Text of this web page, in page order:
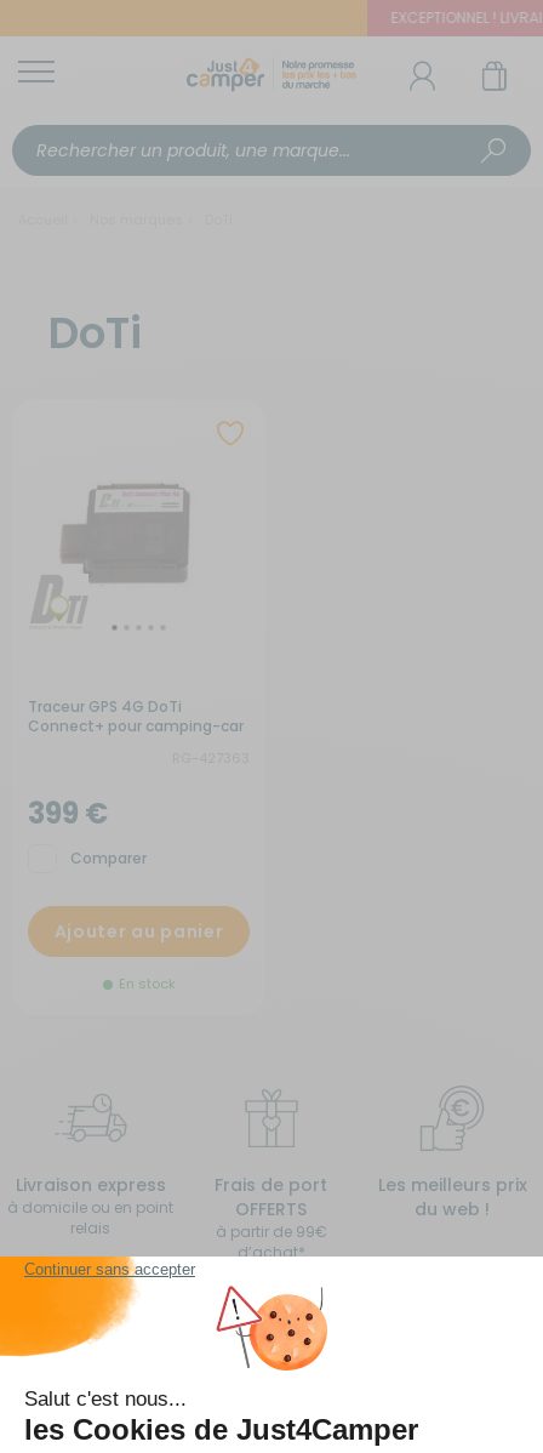
EXCEPTIONNEL !
DoTi
Traceur GPS 4G DoTi
Connect+ pour camping-car
399 €
Comparer
Ajouter au panier
En stock
Livraison express
à domicile ou en point
relais
Frais de port
OFFERTS
à partir de 99€
d’achat*
Les meilleurs prix
du web !
Vous avez une question ?
Nous avons plein de réponses... Peut-être trouverez
vous ce dont vous avez besoin !